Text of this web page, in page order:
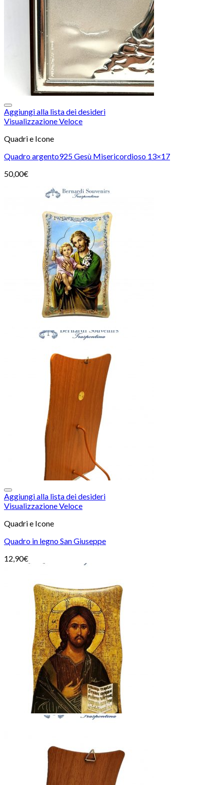
Aggiungi alla lista dei desideri
Visualizzazione Veloce
Quadri e Icone
Quadro argento925 Gesù Misericordioso 13×17
50,00€
Aggiungi alla lista dei desideri
Visualizzazione Veloce
Quadri e Icone
Quadro in legno San Giuseppe
12,90€